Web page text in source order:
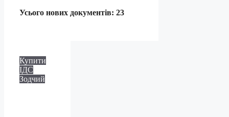
Усього нових документів: 23
Купити
ІДС
Зодчий